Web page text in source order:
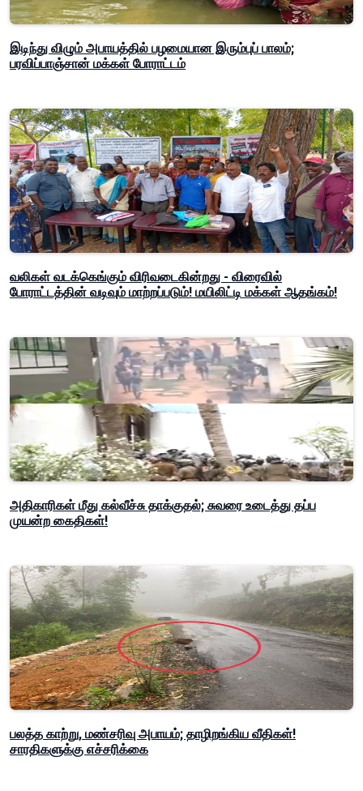
இடிந்து விழும் அபாயத்தில் பழமையான இரும்புப் பாலம்;
பரவிப்பாஞ்சான் மக்கள் போராட்டம்
வலிகள் வடக்கெங்கும் விரிவடைகின்றது - விரைவில்
போராட்டத்தின் வடிவும் மாற்றப்படும்! மயிலிட்டி மக்கள் ஆதங்கம்!
அதிகாரிகள் மீது கல்வீச்சு தாக்குதல்; சுவரை உடைத்து தப்ப
முயன்ற கைதிகள்!
பலத்த காற்று, மண்சரிவு அபாயம்; தாழிறங்கிய வீதிகள்!
சாரதிகளுக்கு எச்சரிக்கை